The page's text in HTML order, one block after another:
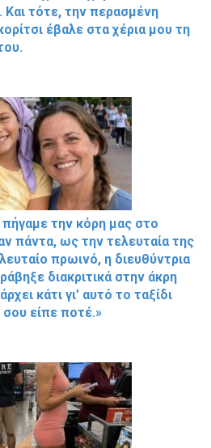
τότε, την περασμένη
έβαλε στα χέρια μου τη
την κόρη μας στο
πάντα, ως την τελευταία της
πρωινό, η διευθύντρια
διακριτικά στην άκρη
κάτι γι’ αυτό το ταξίδι
είπε ποτέ.»